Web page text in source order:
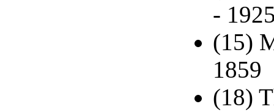
-
(15)
1859
(18)